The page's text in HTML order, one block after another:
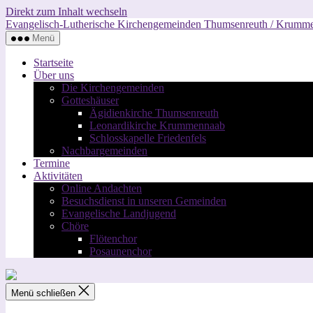
Direkt zum Inhalt wechseln
Evangelisch-Lutherische Kirchengemeinden Thumsenreuth /
Menü
Startseite
Über uns
Die Kirchengemeinden
Gotteshäuser
Ägidienkirche Thumsenreuth
Leonardikirche Krummennaab
Schlosskapelle Friedenfels
Nachbargemeinden
Termine
Aktivitäten
Online Andachten
Besuchsdienst in unseren Gemeinden
Evangelische Landjugend
Chöre
Flötenchor
Posaunenchor
Menü schließen